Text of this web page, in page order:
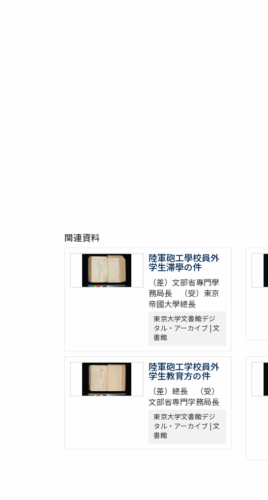
関連資料
陸軍砲工學校員外
学生滞學の件
（差）文部省專門學
務局長 （受）東京
帝國大學總長
東京大学文書館デジ
タル・アーカイブ | 文
書館
陸軍砲工学校員外
学生教育方の件
（差）總長 （受）
文部省専門学務局長
東京大学文書館デジ
タル・アーカイブ | 文
書館